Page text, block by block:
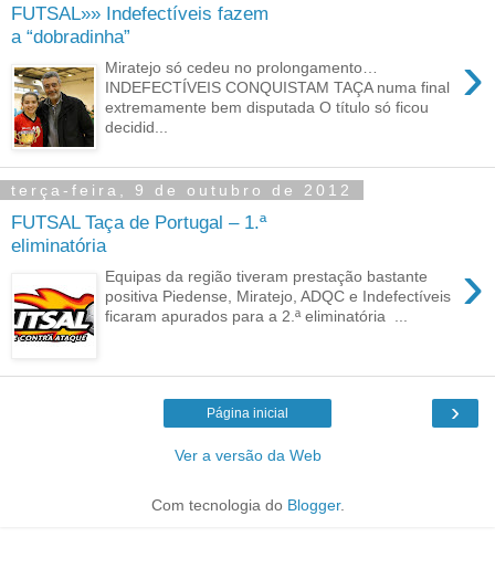
FUTSAL»» Indefectíveis fazem
a “dobradinha”
›
Miratejo só cedeu no prolongamento…
INDEFECTÍVEIS CONQUISTAM TAÇA numa final
extremamente bem disputada O título só ficou
decidid...
terça-feira, 9 de outubro de 2012
FUTSAL Taça de Portugal – 1.ª
eliminatória
›
Equipas da região tiveram prestação bastante
positiva Piedense, Miratejo, ADQC e Indefectíveis
ficaram apurados para a 2.ª eliminatória ...
›
Página inicial
Ver a versão da Web
Com tecnologia do Blogger.